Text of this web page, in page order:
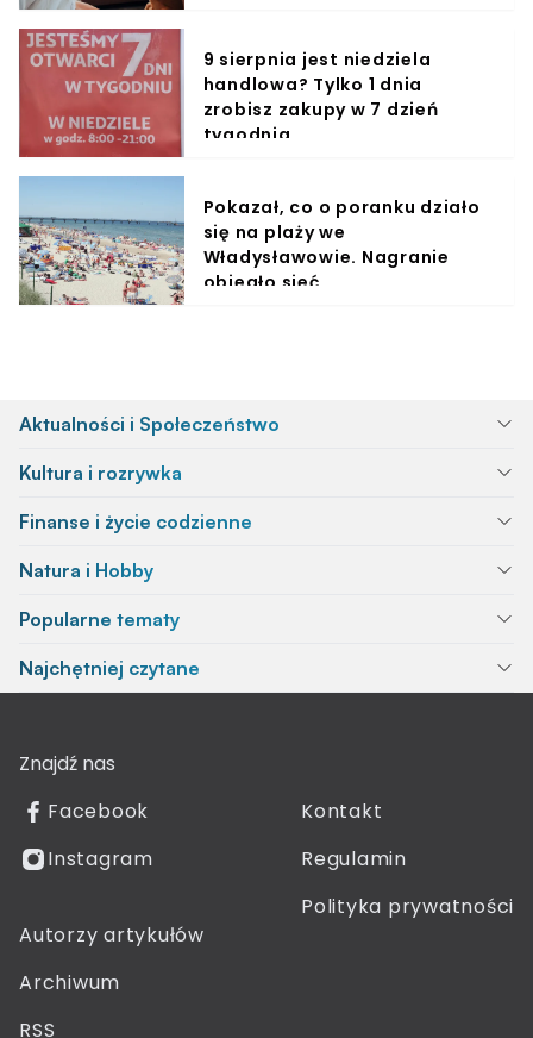
9 sierpnia jest niedziela
handlowa? Tylko 1 dnia
zrobisz zakupy w 7 dzień
tygodnia
Pokazał, co o poranku działo
się na plaży we
Władysławowie. Nagranie
obiegło sieć
Aktualności i Społeczeństwo
Kultura i rozrywka
Finanse i życie codzienne
Natura i Hobby
Popularne tematy
Najchętniej czytane
Znajdź nas
Facebook
Instagram
Kontakt
Regulamin
Polityka prywatności
Autorzy artykułów
Archiwum
RSS